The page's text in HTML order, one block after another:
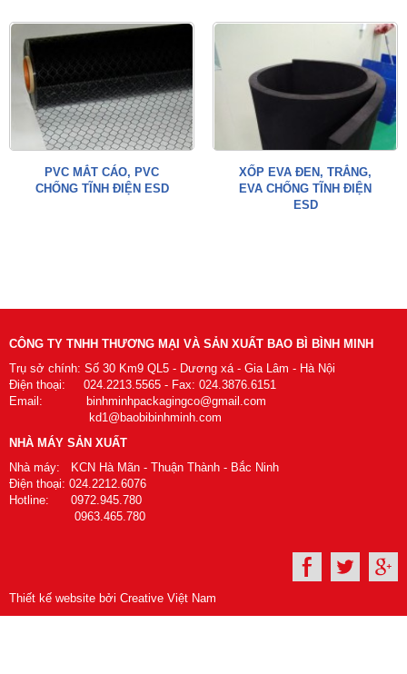
PVC MẮT CÁO, PVC
CHỐNG TĨNH ĐIỆN ESD
XỐP EVA ĐEN, TRẮNG,
EVA CHỐNG TĨNH ĐIỆN
ESD
CÔNG TY TNHH THƯƠNG MẠI VÀ SẢN XUẤT BAO BÌ BÌNH MINH
Trụ sở chính: Số 30 Km9 QL5 - Dương xá - Gia Lâm - Hà Nội
Điện thoại: 024.2213.5565 - Fax: 024.3876.6151
Email: binhminhpackagingco@gmail.com
kd1@baobibinhminh.com
NHÀ MÁY SẢN XUẤT
Nhà máy: KCN Hà Mãn - Thuận Thành - Bắc Ninh
Điện thoại: 024.2212.6076
Hotline: 0972.945.780
0963.465.780
Thiết kế website bởi Creative Việt Nam